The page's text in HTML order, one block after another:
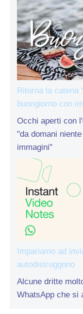
Ritorna la catena
buongiorno con
Occhi aperti con
"da domani
immagini"
Impariamo ad
autodistruggono
Alcune dritte
WhatsApp che si